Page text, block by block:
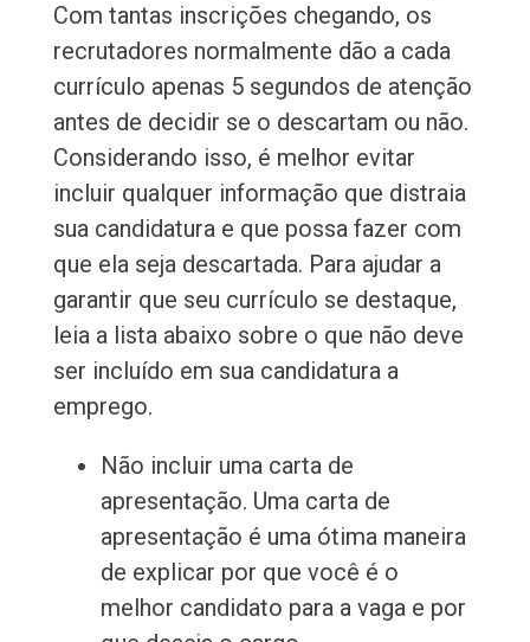
Com tantas inscrições chegando, os
recrutadores normalmente dão a cada
currículo apenas 5 segundos de atenção
antes de decidir se o descartam ou não.
Considerando isso, é melhor evitar
incluir qualquer informação que distraia
sua candidatura e que possa fazer com
que ela seja descartada. Para ajudar a
garantir que seu currículo se destaque,
leia a lista abaixo sobre o que não deve
ser incluído em sua candidatura a
emprego.
Não incluir uma carta de
apresentação. Uma carta de
apresentação é uma ótima maneira
de explicar por que você é o
melhor candidato para a vaga e por